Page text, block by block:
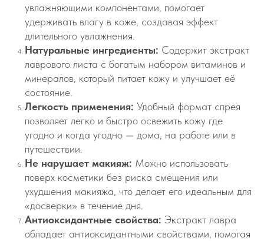
увлажняющими компонентами, помогает
удерживать влагу в коже, создавая эффект
длительного увлажнения.
Натуральные ингредиенты: Содержит экстракт
лаврового листа с богатым набором витаминов и
минералов, который питает кожу и улучшает её
состояние.
Легкость применения: Удобный формат спрея
позволяет легко и быстро освежить кожу где
угодно и когда угодно — дома, на работе или в
путешествии.
Не нарушает макияж: Можно использовать
поверх косметики без риска смещения или
ухудшения макияжа, что делает его идеальным для
«досверки» в течение дня.
Антиоксидантные свойства: Экстракт лавра
обладает антиоксидантными свойствами, помогая